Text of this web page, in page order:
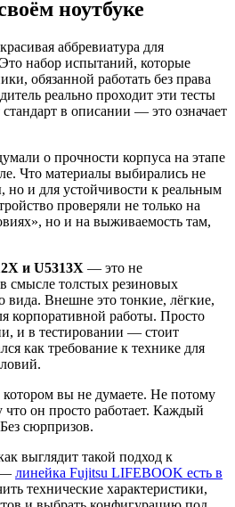
ноутбуке
аббревиатура для
набор испытаний, которые
обязанной работать без права
реально проходит эти тесты
в описании — это означает
о прочности корпуса на этапе
Что материалы выбирались не
но и для устойчивости к реальным
проверяли не только на
но и на выживаемость там,
и U5313X — это не
смысле толстых резиновых
вида. Внешне это тонкие, лёгкие,
корпоративной работы. Просто
и в тестировании — стоит
как требование к технике для
вы не думаете. Не потому
он просто работает. Каждый
сюрпризов.
выглядит такой подход к
— линейка Fujitsu LIFEBOOK есть в
технические характеристики,